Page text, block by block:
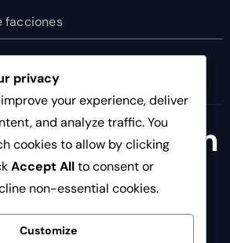
facciones
x
privacy
your experience, deliver
and analyze traffic. You
cookies to allow by clicking
Accept Allto consent or
non-essential cookies.
Customize